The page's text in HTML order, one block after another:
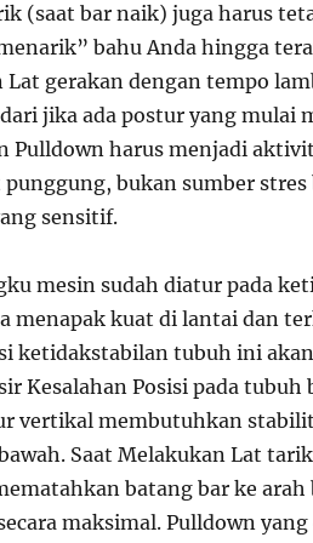
(saat bar naik) juga harus
bahu Anda hingga
Lat gerakan dengan tempo
jika ada postur yang mulai
Pulldown harus menjadi
bukan sumber stres
sensitif.
mesin sudah diatur pada
menapak kuat di lantai dan
ketidakstabilan tubuh ini
Kesalahan Posisi pada tubuh
vertikal membutuhkan
Saat Melakukan Lat
batang bar ke
maksimal. Pulldown